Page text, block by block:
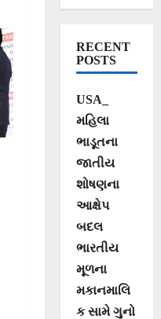
RECENT
POSTS
USA_
મહિલા
ભાડૂતના
જાતીય
શોષણના
આક્ષેપ
બદલ
ભારતીય
મૂળના
મકાનમાલિ
ક સામે ગુનો